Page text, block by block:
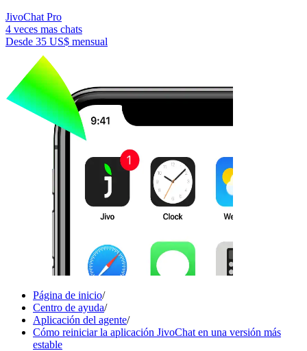
JivoChat Pro
4 veces mas chats
Desde 35 US$ mensual
Página de inicio/
Centro de ayuda/
Aplicación del agente/
Cómo reiniciar la aplicación JivoChat en una versión más
estable